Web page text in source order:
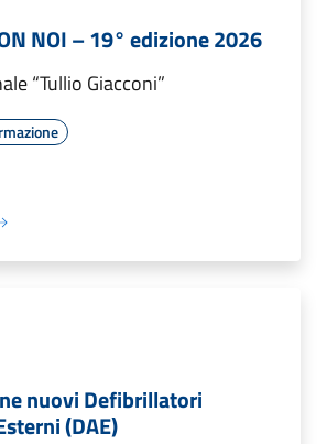
NOI – 19° edizione 2026
“Tullio Giacconi”
nuovi Defibrillatori
(DAE)